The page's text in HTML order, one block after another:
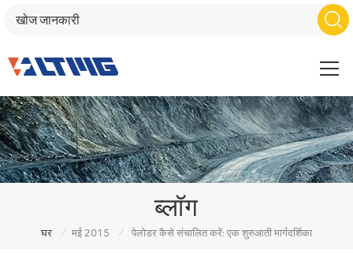
ब्लॉग
घर / मई 2015 / पेलोडर कैसे संचालित करें: एक शुरुआती मार्गदर्शिका